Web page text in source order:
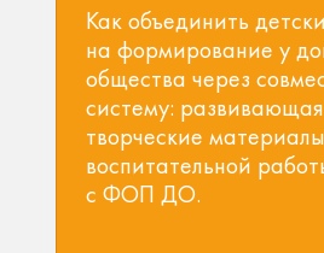
Как объединить
на формирование у
общества через
систему:
творческие
воспитательной
с ФОП ДО.